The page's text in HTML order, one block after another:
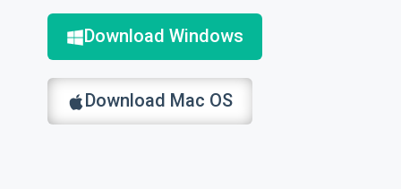
Download Windows
Download Mac OS